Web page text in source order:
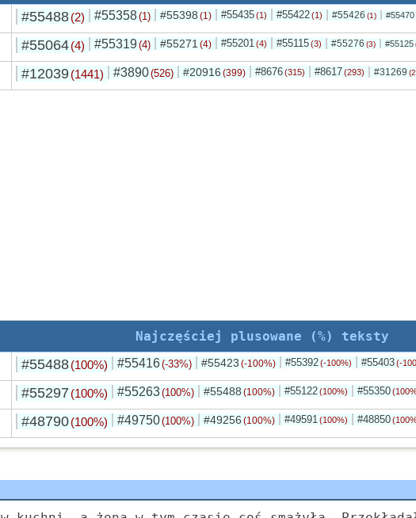
#55488 (2) #55358(1) #55398 (1) #55435 (1) #55422 (1) #55426 (1) #55470
#55064 (4) #55319(4) #55271 (4) #55201 (4) #55115 (3) #55276 (3) #55125
#12039 (1441) #3890(526) #20916 (399) #8676 (315) #8617 (293) #31269
Najczęściej plusowane (%) teksty
#55488 (100%) #55416(-33%) #55423 (-100%) #55392 (-100%) #55403 (-
#55297 (100%) #55263(100%) #55488 (100%) #55122 (100%) #55350
#48790 (100%) #49750(100%) #49256 (100%) #49591 (100%) #48850